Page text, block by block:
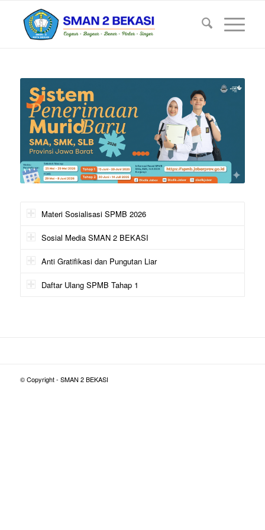
Materi Sosialisasi SPMB 2026
Sosial Media SMAN 2 BEKASI
Anti Gratifikasi dan Pungutan Liar
Daftar Ulang SPMB Tahap 1
© Copyright - SMAN 2 BEKASI